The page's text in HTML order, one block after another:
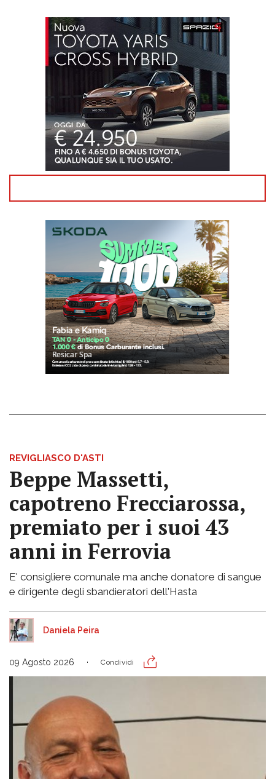
REVIGLIASCO D'ASTI
Beppe Massetti,
capotreno Frecciarossa,
premiato per i suoi 43
anni in Ferrovia
E' consigliere comunale ma anche donatore di sangue
e dirigente degli sbandieratori dell'Hasta
Daniela Peira
09 Agosto 2026 Condividi